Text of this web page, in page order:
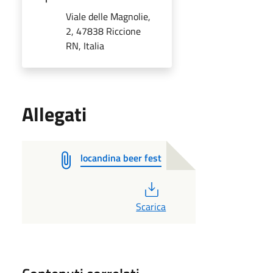
Viale delle Magnolie,
2, 47838 Riccione
RN, Italia
Allegati
locandina beer fest
Scarica